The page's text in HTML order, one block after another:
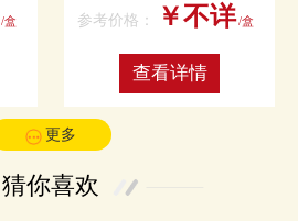
/盒 参考价格： ￥不详/盒
查看详情
更多
猜你喜欢